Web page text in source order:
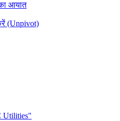
आयात
(Unpivot)
Utilities"